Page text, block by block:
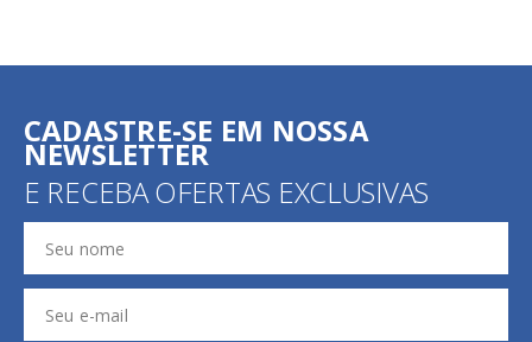
CADASTRE-SE EM NOSSA
NEWSLETTER
E RECEBA OFERTAS EXCLUSIVAS